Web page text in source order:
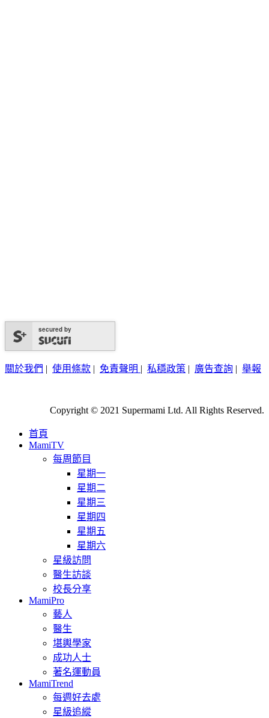
secured by
關於我們 | 使用條款 | 免責聲明 | 私穩政策 | 廣告查詢 | 舉報
Copyright © 2021 Supermami Ltd. All Rights Reserved.
首頁
MamiTV
每周節目
星期一
星期二
星期三
星期四
星期五
星期六
星級訪問
醫生訪談
校長分享
MamiPro
藝人
醫生
堪輿學家
成功人士
著名運動員
MamiTrend
每週好去處
星級追縱